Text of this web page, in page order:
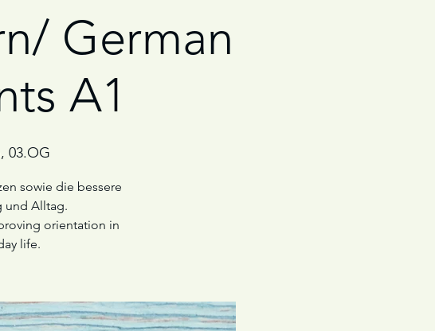
German
A1
03.OG
sowie die bessere
und Alltag.
orientation in